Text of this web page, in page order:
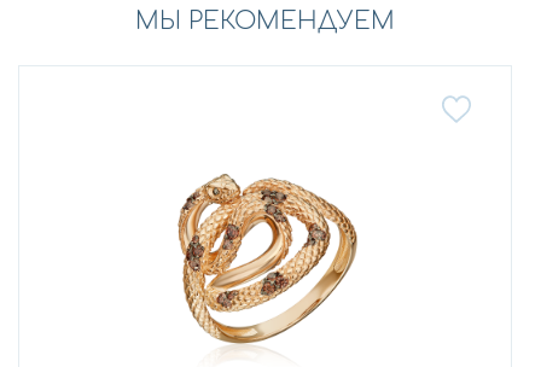
МЫ РЕКОМЕНДУЕМ